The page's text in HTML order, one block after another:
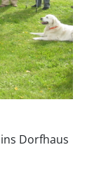
Dorfhaus